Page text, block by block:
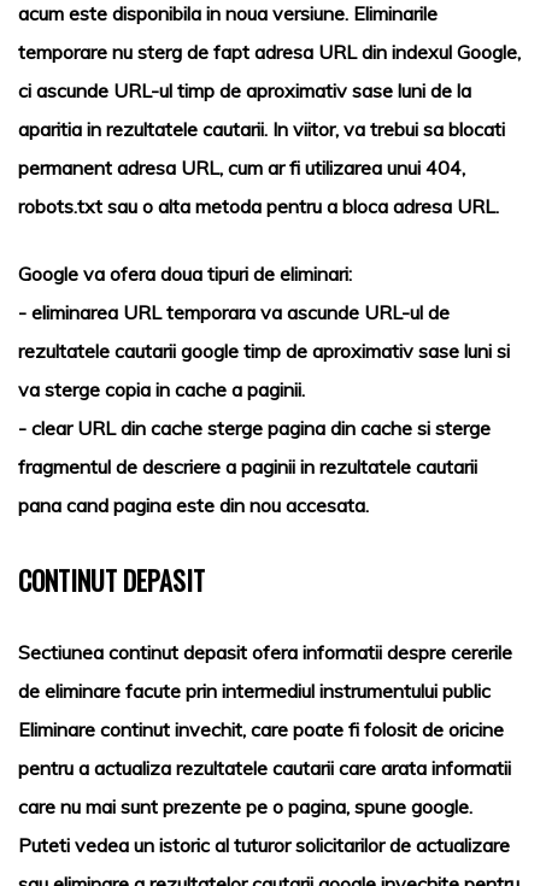
acum este disponibila in noua versiune. Eliminarile
temporare nu sterg de fapt adresa URL din indexul Google,
ci ascunde URL-ul timp de aproximativ sase luni de la
aparitia in rezultatele cautarii. In viitor, va trebui sa blocati
permanent adresa URL, cum ar fi utilizarea unui 404,
robots.txt sau o alta metoda pentru a bloca adresa URL.
Google va ofera doua tipuri de eliminari:
- eliminarea URL temporara va ascunde URL-ul de
rezultatele cautarii google timp de aproximativ sase luni si
va sterge copia in cache a paginii.
- clear URL din cache sterge pagina din cache si sterge
fragmentul de descriere a paginii in rezultatele cautarii
pana cand pagina este din nou accesata.
CONTINUT DEPASIT
Sectiunea continut depasit ofera informatii despre cererile
de eliminare facute prin intermediul instrumentului public
Eliminare continut invechit, care poate fi folosit de oricine
pentru a actualiza rezultatele cautarii care arata informatii
care nu mai sunt prezente pe o pagina, spune google.
Puteti vedea un istoric al tuturor solicitarilor de actualizare